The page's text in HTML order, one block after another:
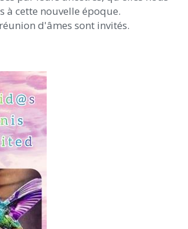
à cette nouvelle époque.
d'âmes sont invités.